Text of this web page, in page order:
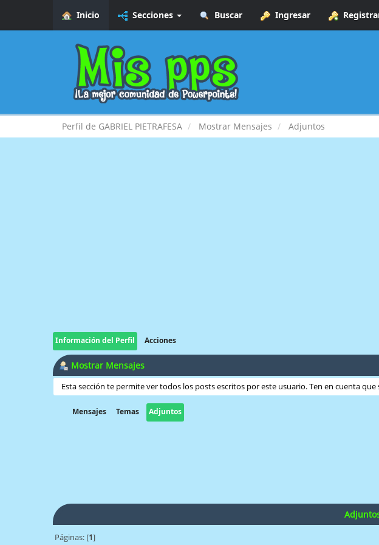
Inicio Secciones Buscar Ingresar
Perfil de GABRIEL PIETRAFESA Mostrar Mensajes Adjuntos
Información del Perfil Acciones
Mostrar Mensajes
Esta sección te permite ver todos los posts escritos por este usuario. Ten en cuenta
Mensajes Temas Adjuntos
Adjuntos
Páginas: [1]